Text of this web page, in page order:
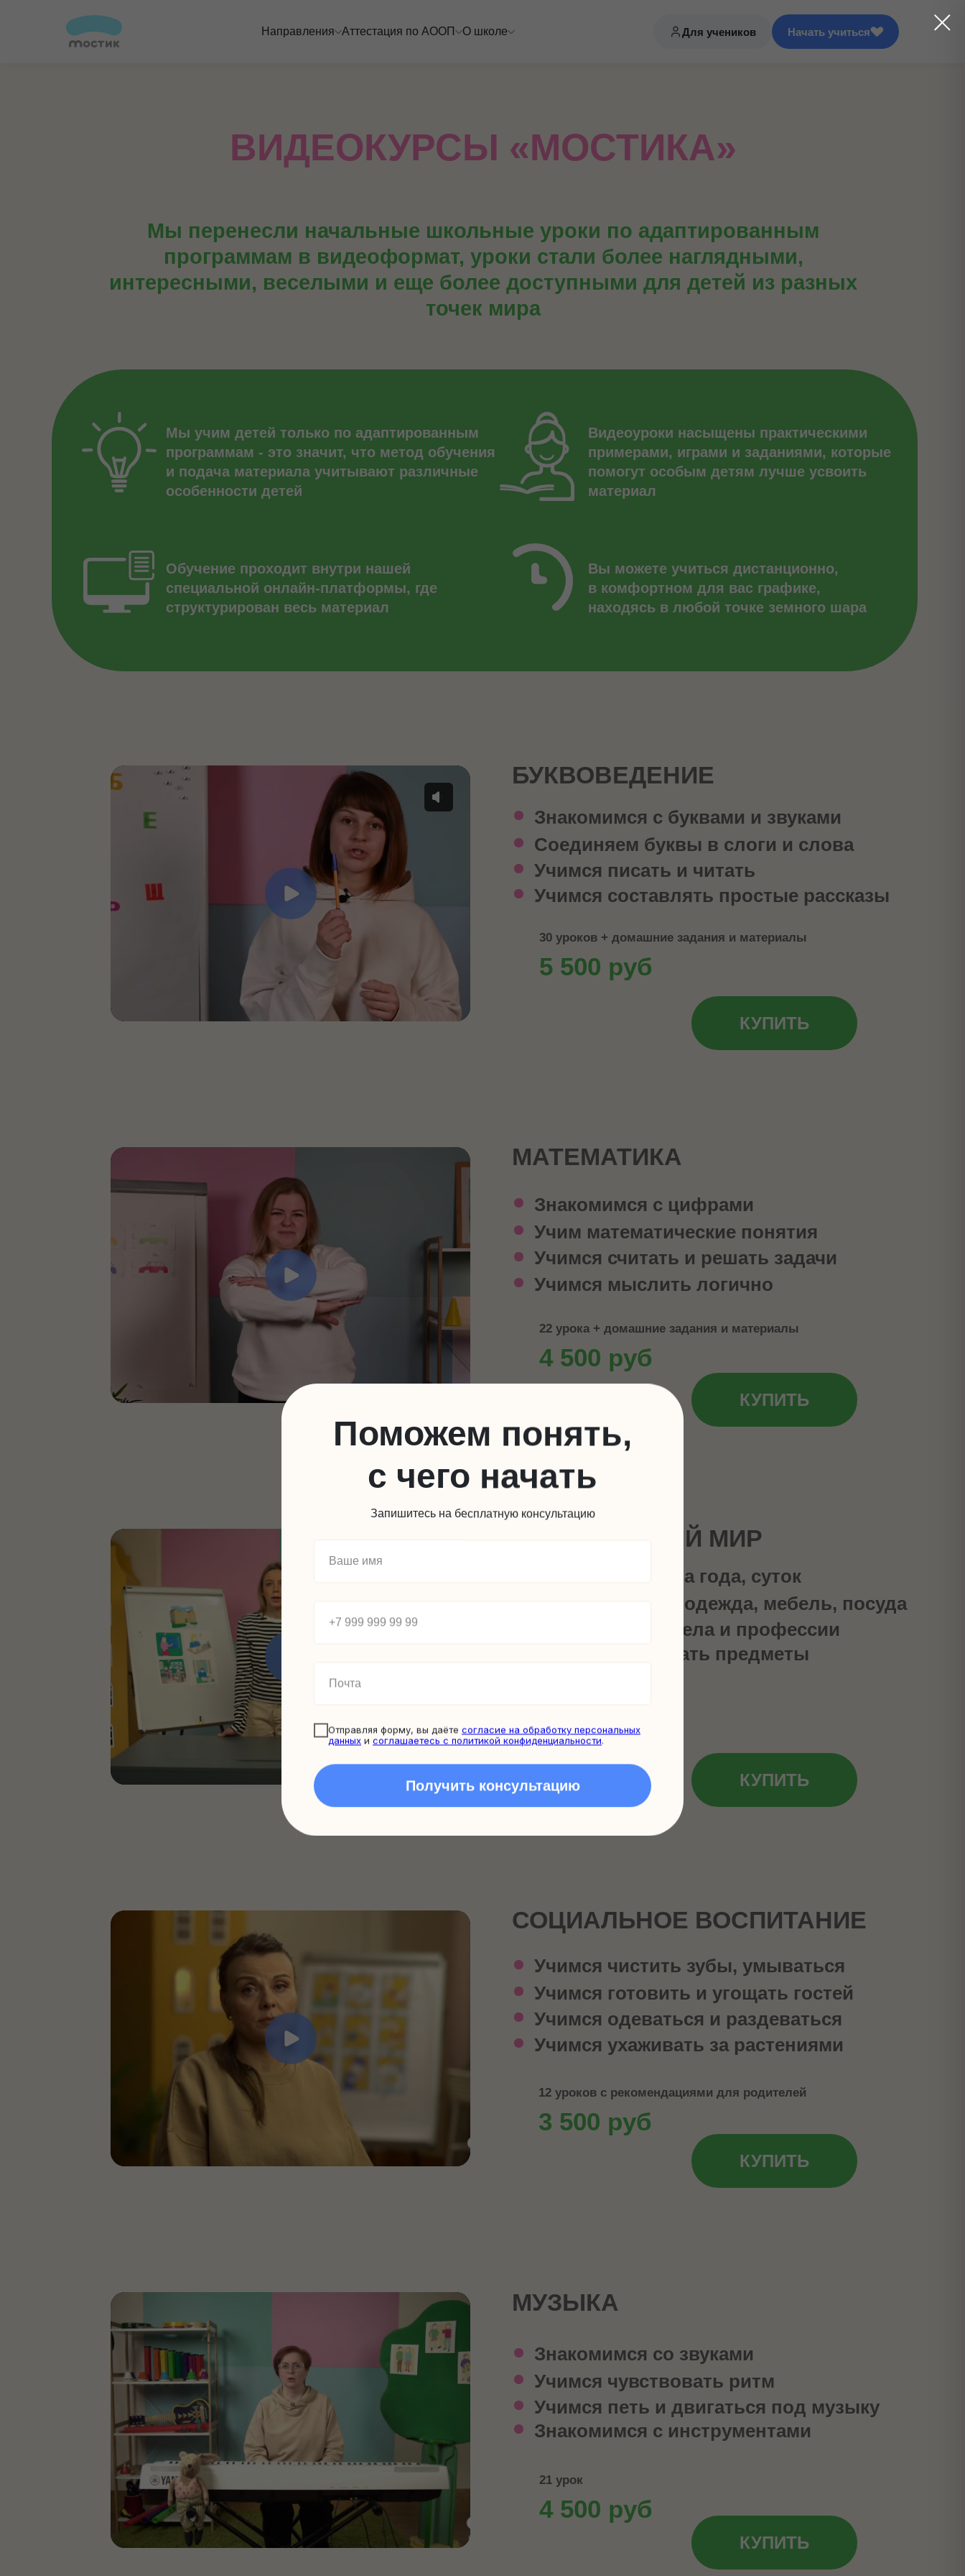
Направления Аттестация по АООП О школе Для учеников Начать учиться
ВИДЕОКУРСЫ «МОСТИКА»
Мы перенесли начальные школьные уроки по адаптированным
программам в видеоформат, уроки стали более наглядными,
интересными, веселыми и еще более доступными для детей из разных
точек мира
Обучение проходит внутри нашей
специальной онлайн-платформы, где
структурирован весь материал
Видеоуроки насыщены практическими
примерами, играми и заданиями, которые
помогут особым детям лучше усвоить
материал
Вы можете учиться дистанционно,
в комфортном для вас графике,
находясь в любой точке земного шара
Мы учим детей только по адаптированным
программам - это значит, что метод обучения
и подача материала учитывают различные
особенности детей
КУПИТЬ
БУКВОВЕДЕНИЕ
КУПИТЬ
МАТЕМАТИКА
КУПИТЬ
ОКРУЖАЮЩИЙ МИР
КУПИТЬ
СОЦИАЛЬНОЕ ВОСПИТАНИЕ
КУПИТЬ
Знакомимся с буквами и звуками
Знакомимся с цифрами
Соединяем буквы в слоги и слова
Учим математические понятия
Учимся считать и решать задачи
Учимся писать и читать
Учимся мыслить логично
Учимся составлять простые рассказы
Учимся чистить зубы, умываться
Учимся готовить и угощать гостей
Учимся одеваться и раздеваться
МУЗЫКА
Учимся ухаживать за растениями
Изучаем времена года, суток
Знакомимся со звуками
Учим категории одежда, мебель, посуда
Учимся чувствовать ритм
Учимся петь и двигаться под музыку
Изучаем части тела и профессии
Знакомимся с инструментами
Учимся описывать предметы
4 500 руб
3 500 руб
22 урока + домашние задания и материалы
12 уроков с рекомендациями для родителей
3 500 руб
5 500 руб
30 уроков + домашние задания и материалы
4 500 руб
21 урок
Поможем понять,
с чего начать
Запишитесь на бесплатную консультацию
Отправляя форму, вы даёте согласие на обработку персональных
данных и соглашаетесь c политикой конфиденциальности.
Получить консультацию